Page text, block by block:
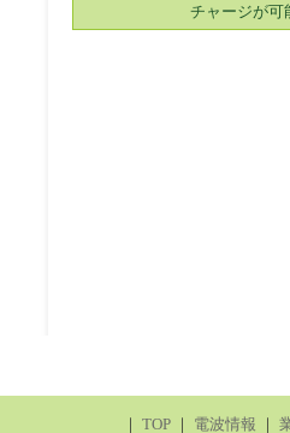
チャージが可
｜ TOP｜ 電波情報 ｜